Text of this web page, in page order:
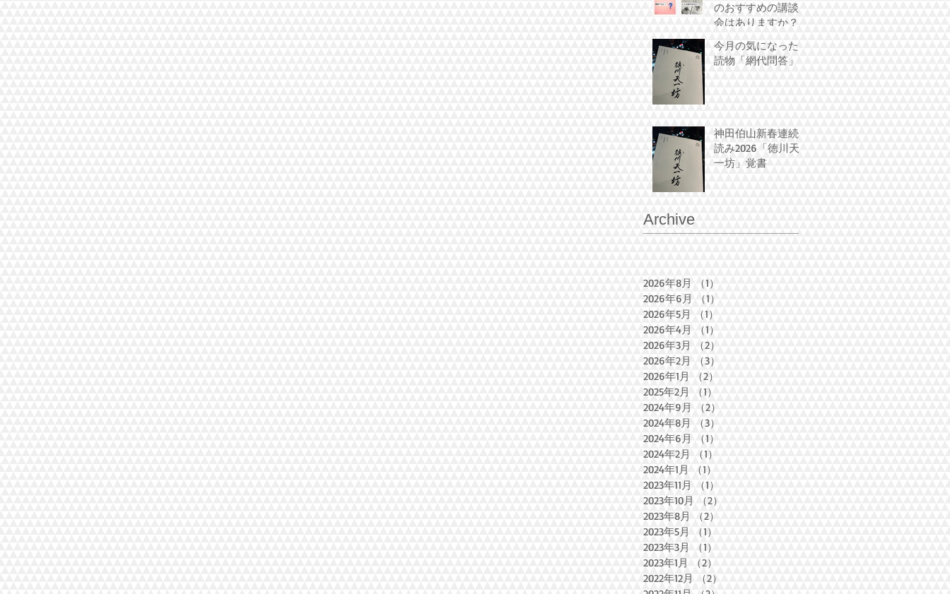
のおすすめの講談
会はありますか？
今月の気になった
読物「網代問答」
神田伯山新春連続
読み2026「徳川天
一坊」覚書
Archive
2026年8月 （1）
2026年6月
（1）
2026年5月
（1）
2026年4月
（1）
2026年3月
（2）
2026年2月
（3）
2026年1月
（2）
2025年2月
（1）
2024年9月
（2）
2024年8月
（3）
2024年6月
（1）
2024年2月
（1）
2024年1月
（1）
2023年11月
（1）
2023年10月
（2）
2023年8月
（2）
2023年5月
（1）
2023年3月
（1）
2023年1月
（2）
2022年12月
（2）